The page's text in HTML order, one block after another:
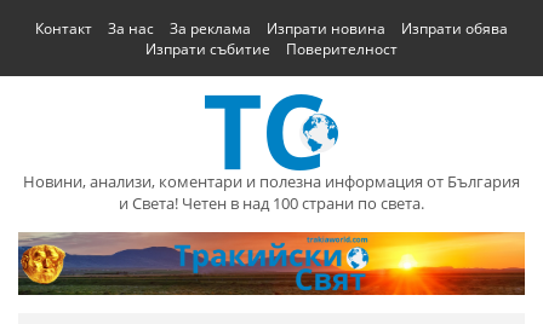
Контакт За нас За реклама Изпрати новина
Изпрати обява
Изпрати събитие
Поверителност
Новини, анализи, коментари и полезна информация от България
и Света! Четен в над 100 страни по света.